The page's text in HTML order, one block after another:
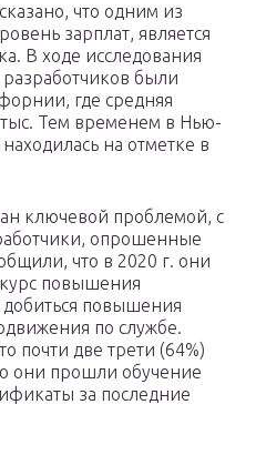
что одним из
зарплат, является
В ходе исследования
были
где средняя
тыс. Тем временем в Нью-
на отметке в
ключевой проблемой, с
опрошенные
что в 2020 г. они
повышения
повышения
по службе.
почти две трети (64%)
они прошли обучение
за последние